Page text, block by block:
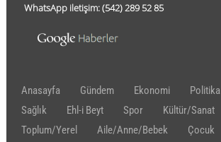
WhatsApp iletişim:(542)289 52 85
Anasayfa Gündem Ekonomi Politika
Sağlık
Ehl-i Beyt Spor
Kültür/Sanat
Toplum/Yerel
Aile/Anne/Bebek
Çocuk